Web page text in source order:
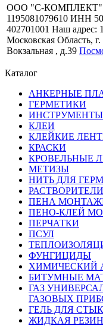
ООО "С-КОМПЛЕКТ"
1195081079610 ИНН
402701001 Наш адрес:
Московская Область,
Вокзальная , д.39
Каталог
АНКЕРНЫЕ
ГЕРМЕТИКИ
КЛЕИ
КЛЕЙКИЕ
КРАСКИ
КРОВЕЛЬНЫЕ
МЕТИЗЫ
НИТЬ ДЛЯ
ПЕНА
ПЕНО-КЛЕЙ
ПЕРЧАТКИ
ПСУЛ
ФУНГИЦИДЫ
ХИМИЧЕСКИЙ
БИТУМНЫЕ
ГАЗ
ГАЗОВЫХ
ГЕЛЬ ДЛЯ
ЖИДКАЯ